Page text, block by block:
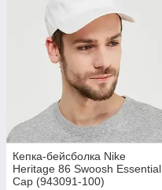
Кепка-бейсболка Nike
Heritage 86 Swoosh Essential
Cap (943091-100)